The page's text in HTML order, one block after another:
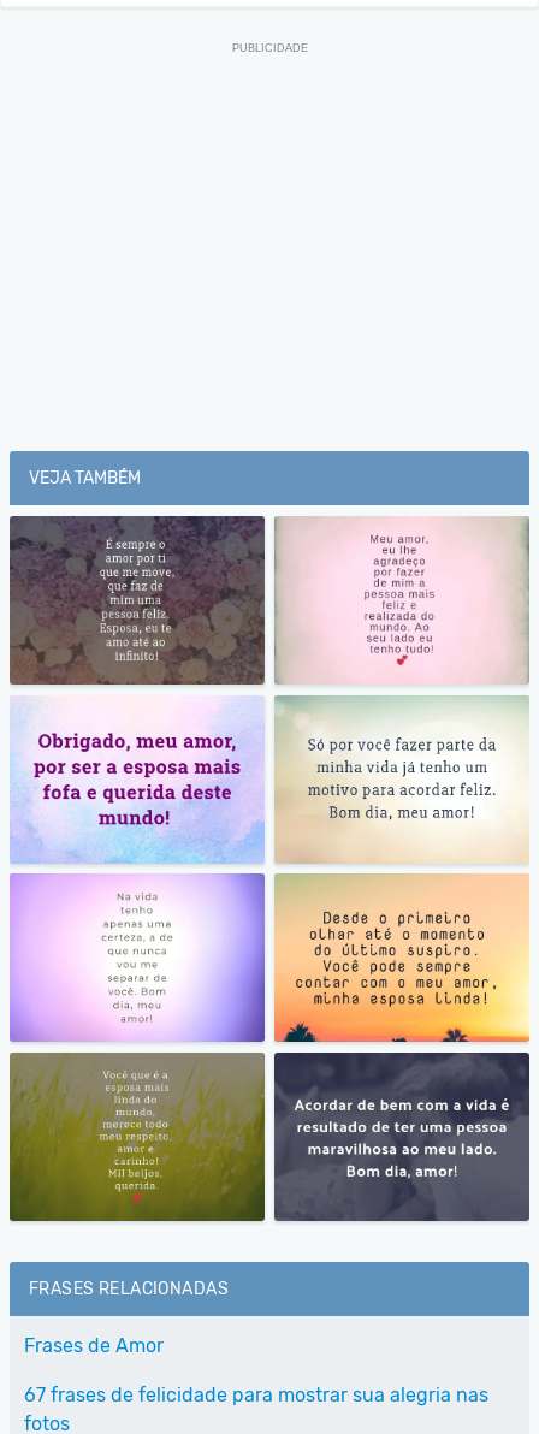
VEJA TAMBÉM
FRASES RELACIONADAS
Frases de Amor
67 frases de felicidade para mostrar sua alegria nas
fotos